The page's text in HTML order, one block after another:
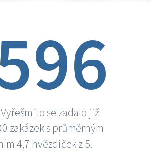
se zadalo již
zakázek s průměrným
4,7 hvězdiček z 5.